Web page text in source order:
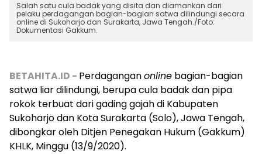
Salah satu cula badak yang disita dan diamankan dari
pelaku perdagangan bagian-bagian satwa dilindungi secara
online di Sukoharjo dan Surakarta, Jawa Tengah./Foto:
Dokumentasi Gakkum.
BETAHITA.ID - Perdaganganonline bagian-bagian
satwa liar dilindungi, berupa cula badak dan pipa
rokok terbuat dari gading gajah di Kabupaten
Sukoharjo dan Kota Surakarta (Solo), Jawa Tengah,
dibongkar oleh Ditjen Penegakan Hukum (Gakkum)
KHLK, Minggu (13/9/2020).